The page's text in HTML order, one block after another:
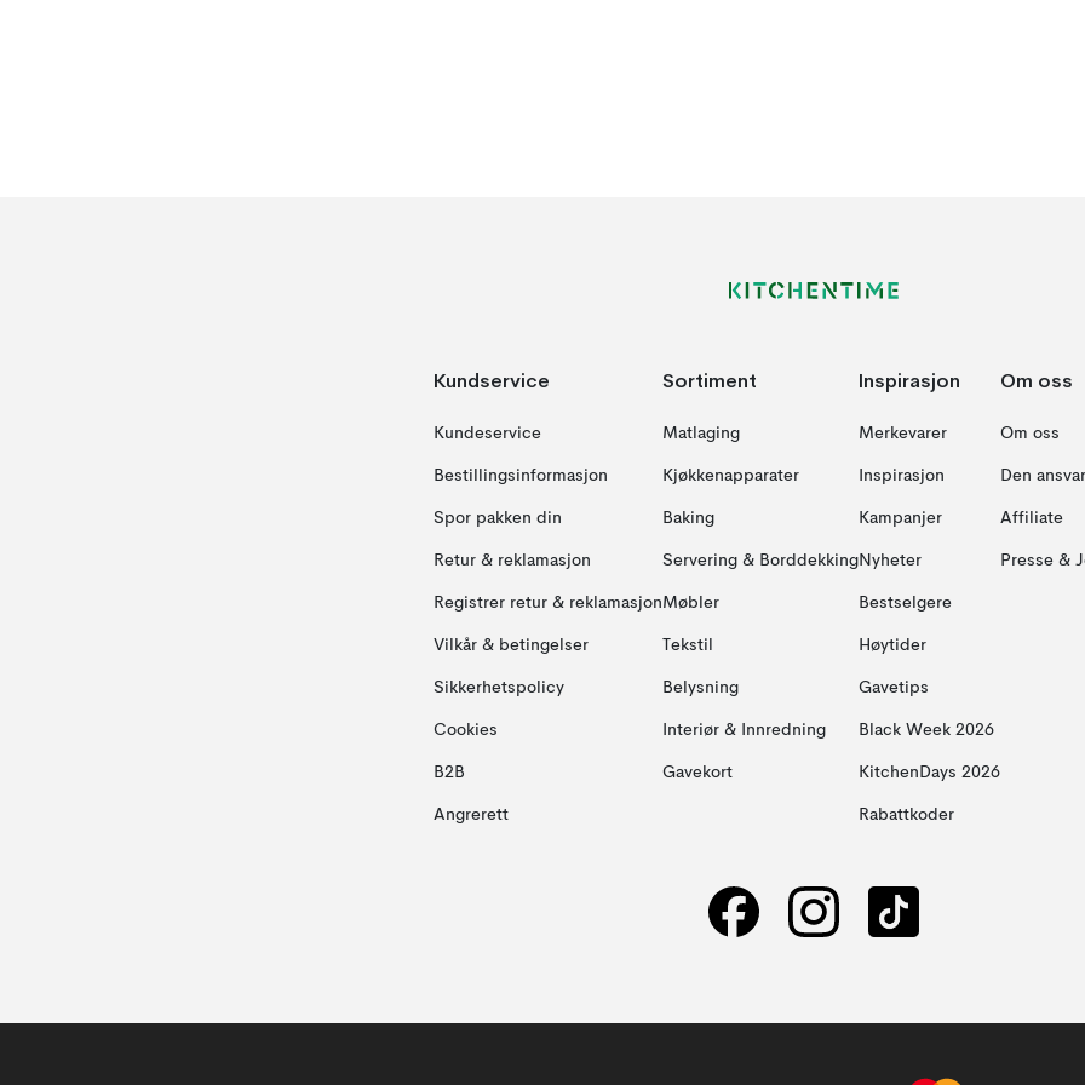
Kundservice
Kundeservice
Bestillingsinformasjon
Spor pakken din
Retur & reklamasjon
Registrer retur & reklamasjon
Vilkår & betingelser
Sikkerhetspolicy
Cookies
B2B
Angrerett
Sortiment
Matlaging
Kjøkkenapparater
Baking
Servering & Borddekking
Møbler
Tekstil
Belysning
Interiør & Innredning
Gavekort
Inspirasjon
Merkevarer
Inspirasjon
Kampanjer
Nyheter
Bestselgere
Høytider
Gavetips
Black Week 2026
KitchenDays 2026
Rabattkoder
Om oss
Om oss
Den
Affiliate
Presse &